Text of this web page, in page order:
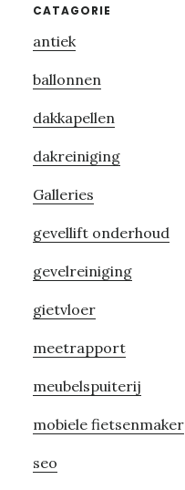
Primary
Sidebar
CATAGORIE
antiek
ballonnen
dakkapellen
dakreiniging
Galleries
gevellift onderhoud
gevelreiniging
gietvloer
meetrapport
meubelspuiterij
mobiele fietsenmaker
seo